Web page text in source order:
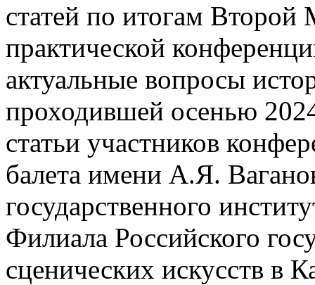
статей по итогам
практической
актуальные вопросы
проходившей осенью
статьи участников
балета имени А.Я.
государственного
Филиала Российского
сценических искусств в